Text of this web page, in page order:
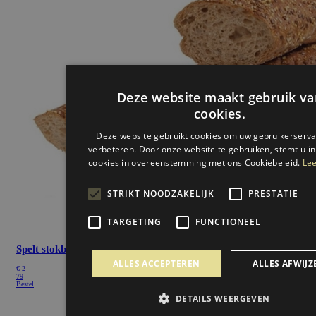
Spelt stokbrood
€ 2
79
Bestel
Deze website maakt gebruik
cookies.
Deze website gebruikt cookies om uw
verbeteren. Door onze website te gebruiken, stemt u
cookies in overeenstemming met ons Cookiebeleid.
STRIKT NOODZAKELIJK PRESTATIE
TARGETING FUNCTIONEEL
ALLES ACCEPTEREN ALLES
DETAILS WEERGEVEN